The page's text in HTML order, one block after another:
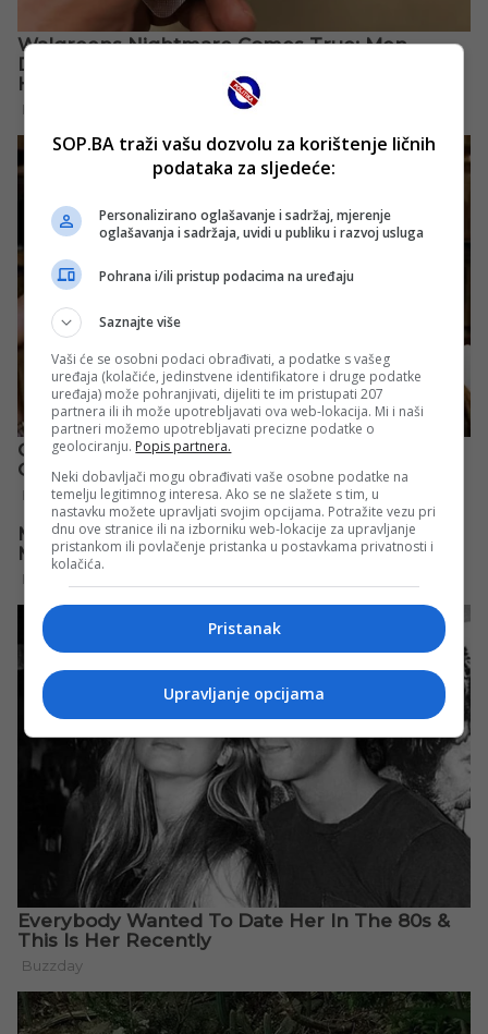
SOP.BA traži vašu dozvolu za korištenje ličnih
podataka za sljedeće:
Personalizirano oglašavanje i sadržaj, mjerenje
oglašavanja i sadržaja, uvidi u publiku i razvoj usluga
Pohrana i/ili pristup podacima na uređaju
Saznajte više
Vaši će se osobni podaci obrađivati, a podatke s vašeg
uređaja (kolačiće, jedinstvene identifikatore i druge podatke
uređaja) može pohranjivati, dijeliti te im pristupati 207
partnera ili ih može upotrebljavati ova web-lokacija. Mi i naši
partneri možemo upotrebljavati precizne podatke o
geolociranju. Popis partnera.
Neki dobavljači mogu obrađivati vaše osobne podatke na
temelju legitimnog interesa. Ako se ne slažete s tim, u
nastavku možete upravljati svojim opcijama. Potražite vezu pri
dnu ove stranice ili na izborniku web-lokacije za upravljanje
pristankom ili povlačenje pristanka u postavkama privatnosti i
kolačića.
Pristanak
Upravljanje opcijama